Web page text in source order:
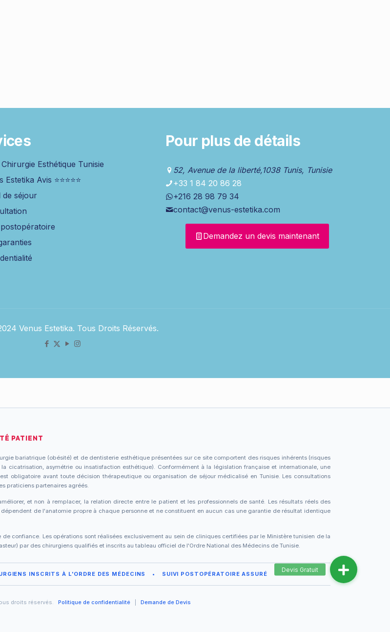
Esthétique Tunisie
Estetika Avis ⭐⭐⭐⭐⭐
de séjour
Pour plus de détails
52, Avenue de la liberté,1038 Tunis, Tunisie
+33 1 84 20 86 28
+216 28 98 79 34
contact@venus-estetika.com
Demandez un devis maintenant
Venus Estetika. Tous Droits Réservés.
PATIENT
bariatrique (obésité) et de dentisterie esthétique présentées sur ce site comportent des risques inhérents (risques
cicatrisation, asymétrie ou insatisfaction esthétique). Conformément à la législation française et internationale, une
obligatoire avant toute décision thérapeutique ou organisation de séjour médicalisé en Tunisie. Les consultations
praticiens partenaires agréés.
et non à remplacer, la relation directe entre le patient et les professionnels de santé. Les résultats réels des
de l'anatomie propre à chaque personne et ne constituent en aucun cas une garantie de résultat identique
confiance. Les opérations sont réalisées exclusivement au sein de cliniques certifiées par le Ministère tunisien de la
par des chirurgiens qualifiés et inscrits au tableau officiel de l'Ordre National des Médecins de Tunisie.
INSCRITS À L'ORDRE DES MÉDECINS • SUIVI POSTOPÉRATOIRE ASSURÉ
droits réservés. Politique de confidentialité Demande de Devis